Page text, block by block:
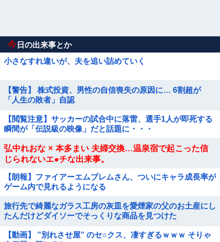
今 日の出来事とか
小さなすれ違いが、夫を追い詰めていく
【警告】 株式投資、男性の自信喪失の原因に… 6割超が
「人生の敗者」自認
【閲覧注意】サッカーの試合中に落雷、選手1人が即死する
瞬間が「伝説級の映像」だと話題に・・・
弘中れおな × 本多まい 夫婦交換…温泉宿で起こった信
じられないエ●チな出来事。
【朗報】ファイアーエムブレムさん、ついにキャラ成長率が
ゲーム内で見れるようになる
旅行先で綺麗なガラス工房の灰皿を愛煙家の父のお土産にし
たんだけどダイソーでそっくりな商品を見つけた
【動画】 ”別れさせ屋” のセ○クス、凄すぎるｗｗｗ そりゃ